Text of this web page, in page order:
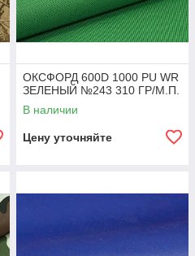
ОКСФОРД 600D 1000 PU WR
ЗЕЛЕНЫЙ №243 310 ГР/М.П.
В наличии
Цену уточняйте